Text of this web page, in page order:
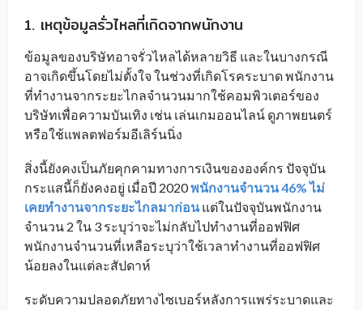
1. เหตุข้อมูลรั่วไหลที่เกิดจากพนักงาน
ข้อมูลของบริษัทอาจรั่วไหลได้หลายวิธี และในบางกรณี
อาจเกิดขึ้นโดยไม่ตั้งใจ ในช่วงที่เกิดโรคระบาด พนักงาน
ที่ทำงานจากระยะไกลจำนวนมากใช้คอมพิวเตอร์ของ
บริษัทเพื่อความบันเทิง เช่น เล่นเกมออนไลน์ ดูภาพยนตร์
หรือใช้แพลตฟอร์มอีเลิร์นนิ่ง
สิ่งนี้ยังคงเป็นภัยคุกคามทางการเงินขององค์กร ปัจจุบัน
กระแสนี้ก็ยังคงอยู่ เมื่อปี 2020พนักงานจำนวน 46% ไม่
เคยทำงานจากระยะไกลมาก่อนแต่ในปัจจุบันพนักงาน
จำนวน 2 ใน 3 ระบุว่าจะไม่กลับไปทำงานที่ออฟฟิศ
พนักงานจำนวนที่เหลือระบุว่าใช้เวลาทำงานที่ออฟฟิศ
น้อยลงในแต่ละสัปดาห์
ระดับความปลอดภัยทางไซเบอร์หลังการแพร่ระบาดและ